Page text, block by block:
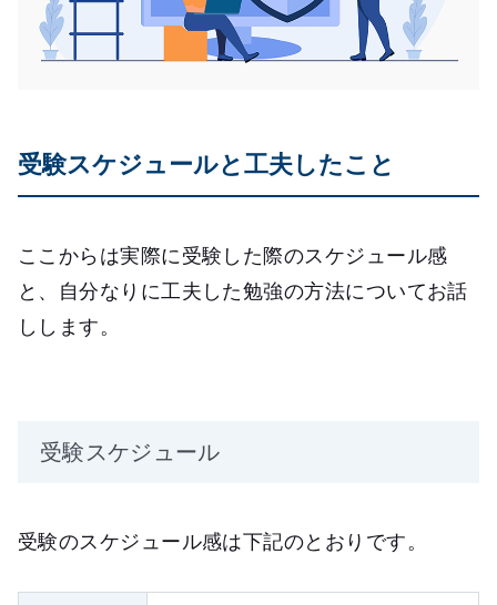
受験スケジュールと工夫したこと
ここからは実際に受験した際のスケジュール感
と、自分なりに工夫した勉強の方法についてお話
しします。
受験スケジュール
受験のスケジュール感は下記のとおりです。